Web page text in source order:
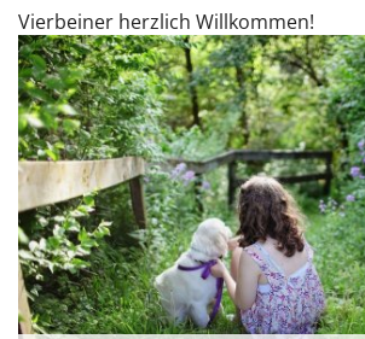
Vierbeiner herzlich Willkommen!